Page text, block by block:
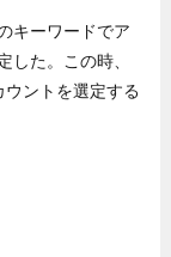
キーワードでア
した。この時、
ントを選定する